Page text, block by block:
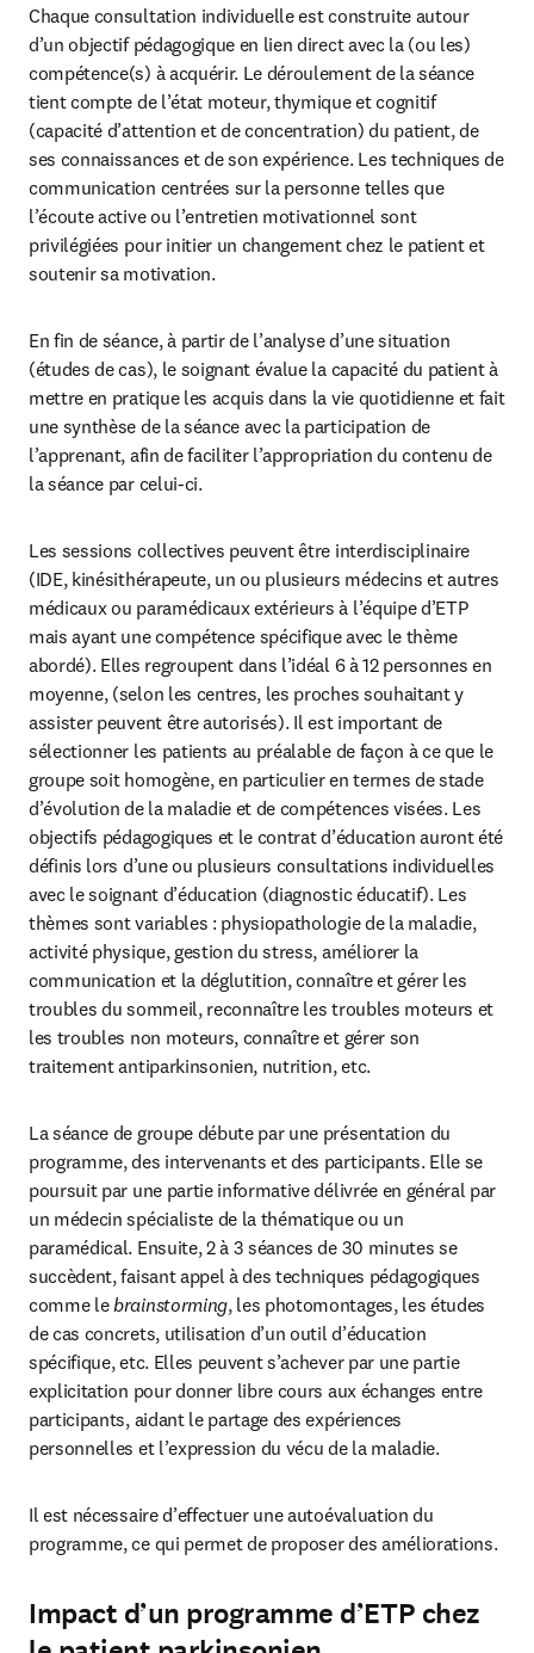
Chaque consultation individuelle est construite autour
d’un objectif pédagogique en lien direct avec la (ou les)
compétence(s) à acquérir. Le déroulement de la séance
tient compte de l’état moteur, thymique et cognitif
(capacité d’attention et de concentration) du patient, de
ses connaissances et de son expérience. Les techniques de
communication centrées sur la personne telles que
l’écoute active ou l’entretien motivationnel sont
privilégiées pour initier un changement chez le patient et
soutenir sa motivation.
En fin de séance, à partir de l’analyse d’une situation
(études de cas), le soignant évalue la capacité du patient à
mettre en pratique les acquis dans la vie quotidienne et fait
une synthèse de la séance avec la participation de
l’apprenant, afin de faciliter l’appropriation du contenu de
la séance par celui-ci.
Les sessions collectives peuvent être interdisciplinaire
(IDE, kinésithérapeute, un ou plusieurs médecins et autres
médicaux ou paramédicaux extérieurs à l’équipe d’ETP
mais ayant une compétence spécifique avec le thème
abordé). Elles regroupent dans l’idéal 6 à 12 personnes en
moyenne, (selon les centres, les proches souhaitant y
assister peuvent être autorisés). Il est important de
sélectionner les patients au préalable de façon à ce que le
groupe soit homogène, en particulier en termes de stade
d’évolution de la maladie et de compétences visées. Les
objectifs pédagogiques et le contrat d’éducation auront été
définis lors d’une ou plusieurs consultations individuelles
avec le soignant d’éducation (diagnostic éducatif). Les
thèmes sont variables : physiopathologie de la maladie,
activité physique, gestion du stress, améliorer la
communication et la déglutition, connaître et gérer les
troubles du sommeil, reconnaître les troubles moteurs et
les troubles non moteurs, connaître et gérer son
traitement antiparkinsonien, nutrition, etc.
La séance de groupe débute par une présentation du
programme, des intervenants et des participants. Elle se
poursuit par une partie informative délivrée en général par
un médecin spécialiste de la thématique ou un
paramédical. Ensuite, 2 à 3 séances de 30 minutes se
succèdent, faisant appel à des techniques pédagogiques
comme le brainstorming, les photomontages, les études
de cas concrets, utilisation d’un outil d’éducation
spécifique, etc. Elles peuvent s’achever par une partie
explicitation pour donner libre cours aux échanges entre
participants, aidant le partage des expériences
personnelles et l’expression du vécu de la maladie.
Il est nécessaire d’effectuer une autoévaluation du
programme, ce qui permet de proposer des améliorations.
Impact d’un programme d’ETP chez